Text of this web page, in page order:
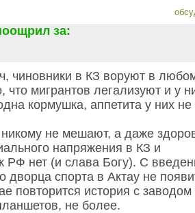
за:
чиновники в КЗ воруют в
что мигрантов легализуют и у
кормушка, аппетита у них не
не мешают, а даже
напряжения в КЗ и
РФ нет (и слава Богу). С
дворца спорта в Актау не
повторится история с заводом
не более.